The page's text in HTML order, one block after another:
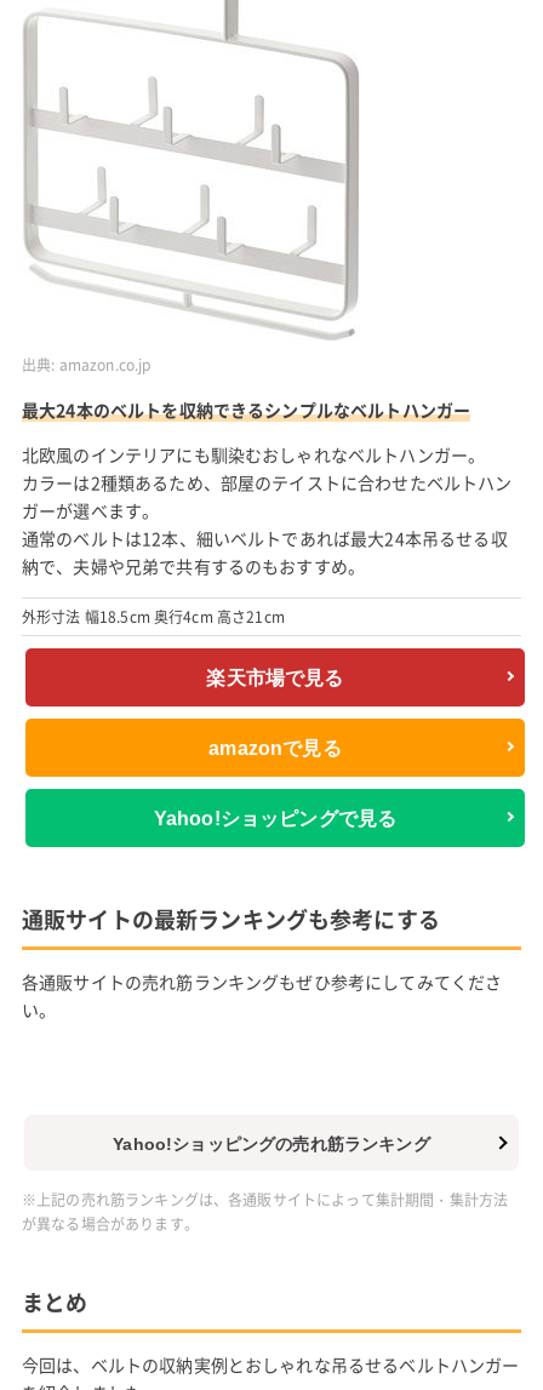
出典: amazon.co.jp
最大24本のベルトを収納できるシンプルなベルトハンガー
北欧風のインテリアにも馴染むおしゃれなベルトハンガー。
カラーは2種類あるため、部屋のテイストに合わせたベルトハン
ガーが選べます。
通常のベルトは12本、細いベルトであれば最大24本吊るせる収
納で、夫婦や兄弟で共有するのもおすすめ。
外形寸法 幅18.5cm 奥行4cm 高さ21cm
楽天市場で見る
amazonで見る
Yahoo!ショッピングで見る
通販サイトの最新ランキングも参考にする
各通販サイトの売れ筋ランキングもぜひ参考にしてみてくださ
い。
Yahoo!ショッピングの売れ筋ランキング
※上記の売れ筋ランキングは、各通販サイトによって集計期間・集計方法
が異なる場合があります。
まとめ
今回は、ベルトの収納実例とおしゃれな吊るせるベルトハンガー